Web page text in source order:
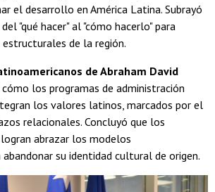
el desarrollo en América Latina. Subrayó
"qué hacer" al "cómo hacerlo" para
de la región.
de Abraham David
los programas de administración
los valores latinos, marcados por el
relacionales. Concluyó que los
abrazar los modelos
su identidad cultural de origen.